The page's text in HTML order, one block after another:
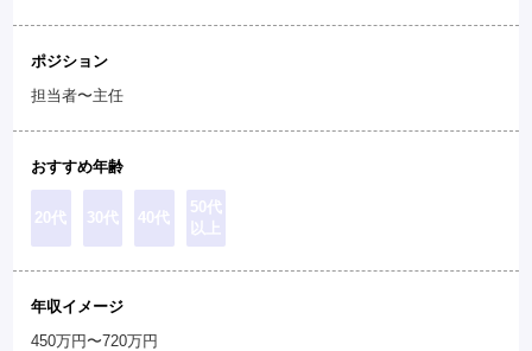
ポジション
担当者〜主任
おすすめ年齢
20代 30代 40代
50代
以上
年収イメージ
450万円〜720万円